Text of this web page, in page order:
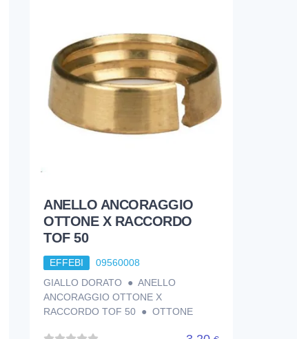
ANELLO ANCORAGGIO
OTTONE X RACCORDO
TOF 50
EFFEBI
09560008
GIALLO DORATO ● ANELLO
ANCORAGGIO OTTONE X
RACCORDO TOF 50 ● OTTONE